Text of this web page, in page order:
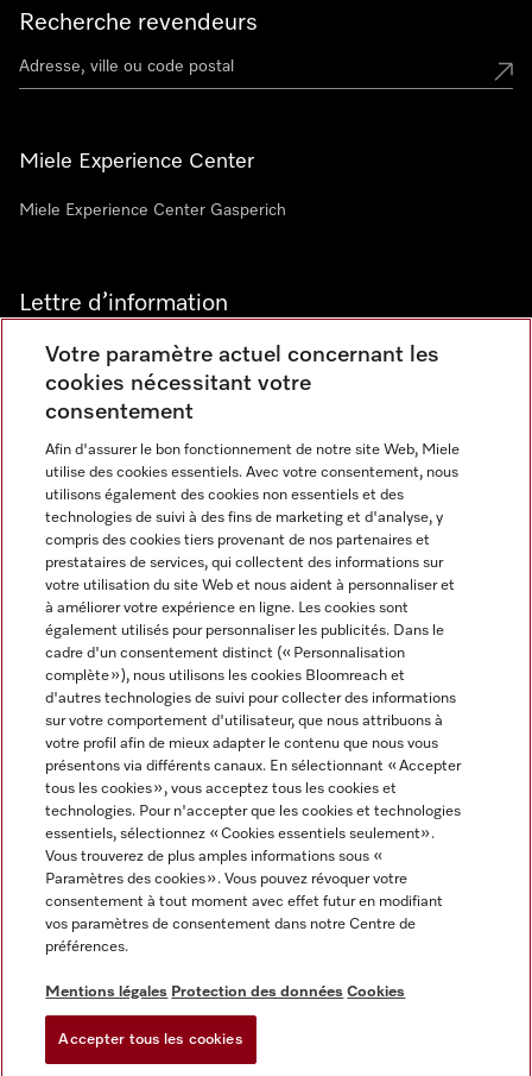
Recherche revendeurs
Miele Experience Center
Miele Experience Center Gasperich
Lettre d’information
Langue
FRANCAIS
Informations légales
CGV
Conditions d’utilisation
Déclaration d'accessibilité
Digital Services Act
Miele sur Instagram
Miele sur Youtube
Votre paramètre actuel concernant les
cookies nécessitant votre
consentement
Afin d'assurer le bon fonctionnement de notre site Web, Miele
utilise des cookies essentiels. Avec votre consentement, nous
utilisons également des cookies non essentiels et des
technologies de suivi à des fins de marketing et d'analyse, y
compris des cookies tiers provenant de nos partenaires et
prestataires de services, qui collectent des informations sur
votre utilisation du site Web et nous aident à personnaliser et
à améliorer votre expérience en ligne. Les cookies sont
également utilisés pour personnaliser les publicités. Dans le
cadre d'un consentement distinct (« Personnalisation
complète »), nous utilisons les cookies Bloomreach et
d'autres technologies de suivi pour collecter des informations
sur votre comportement d'utilisateur, que nous attribuons à
votre profil afin de mieux adapter le contenu que nous vous
présentons via différents canaux. En sélectionnant « Accepter
tous les cookies », vous acceptez tous les cookies et
technologies. Pour n'accepter que les cookies et technologies
essentiels, sélectionnez « Cookies essentiels seulement».
Vous trouverez de plus amples informations sous «
Paramètres des cookies ». Vous pouvez révoquer votre
consentement à tout moment avec effet futur en modifiant
vos paramètres de consentement dans notre Centre de
préférences.
Mentions légales Protection des données Cookies
Accepter tous les cookies